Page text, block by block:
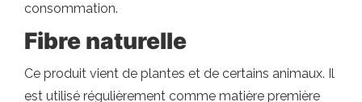
consommation.
Fibre naturelle
Ce produit vient de plantes et de certains animaux. Il
est utilisé régulièrement comme matière première